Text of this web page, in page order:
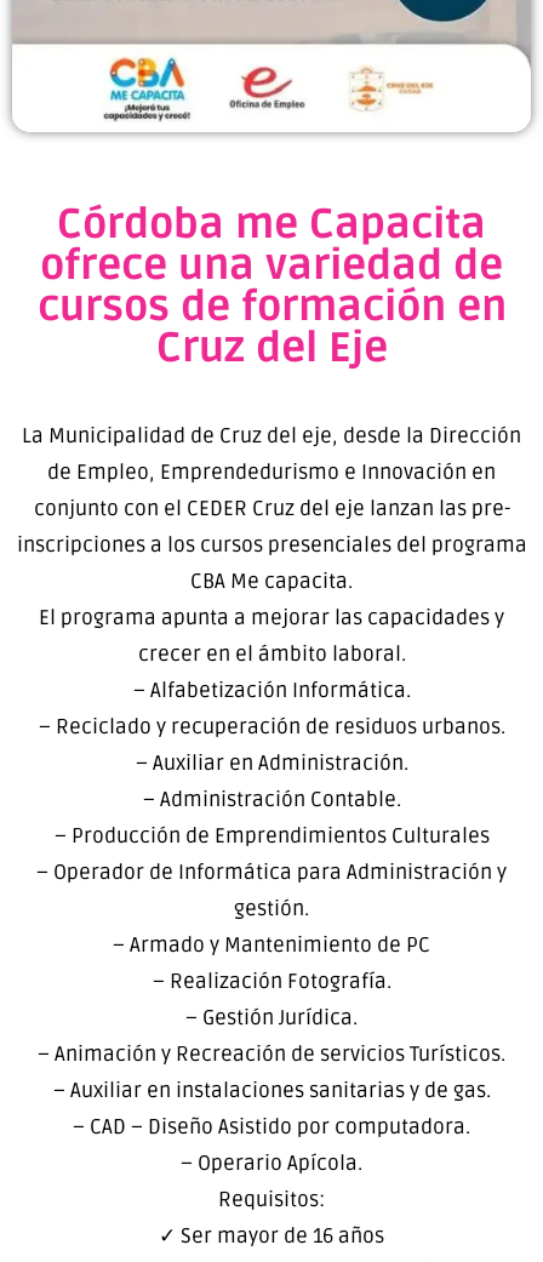
Córdoba me Capacita
ofrece una variedad de
cursos de formación en
Cruz del Eje
La Municipalidad de Cruz del eje, desde la Dirección
de Empleo, Emprendedurismo e Innovación en
conjunto con el CEDER Cruz del eje lanzan las pre-
inscripciones a los cursos presenciales del programa
CBA Me capacita.
El programa apunta a mejorar las capacidades y
crecer en el ámbito laboral.
– Alfabetización Informática.
– Reciclado y recuperación de residuos urbanos.
– Auxiliar en Administración.
– Administración Contable.
– Producción de Emprendimientos Culturales
– Operador de Informática para Administración y
gestión.
– Armado y Mantenimiento de PC
– Realización Fotografía.
– Gestión Jurídica.
– Animación y Recreación de servicios Turísticos.
– Auxiliar en instalaciones sanitarias y de gas.
– CAD – Diseño Asistido por computadora.
– Operario Apícola.
Requisitos:
✓ Ser mayor de 16 años